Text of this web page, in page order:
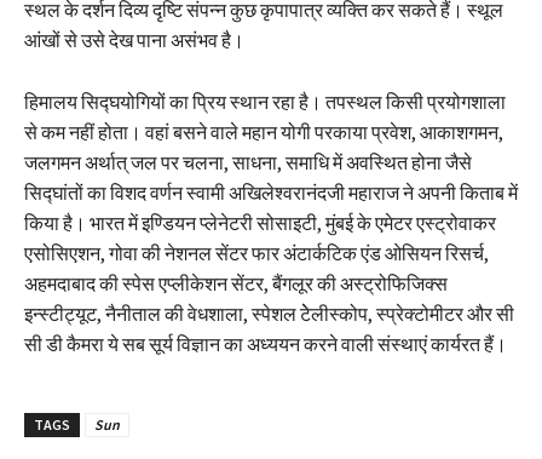
स्थल के दर्शन दिव्य दृष्टि संपन्न कुछ कृपापात्र व्यक्ति कर सकते हैं। स्थूल
आंखों से उसे देख पाना असंभव है।
हिमालय सिद्घयोगियों का प्रिय स्थान रहा है। तपस्थल किसी प्रयोगशाला
से कम नहीं होता। वहां बसने वाले महान योगी परकाया प्रवेश, आकाशगमन,
जलगमन अर्थात् जल पर चलना, साधना, समाधि में अवस्थित होना जैसे
सिद्घांतों का विशद वर्णन स्वामी अखिलेश्वरानंदजी महाराज ने अपनी किताब में
किया है। भारत में इण्डियन प्लेनेटरी सोसाइटी, मुंबई के एमेटर एस्ट्रोवाकर
एसोसिएशन, गोवा की नेशनल सेंटर फार अंटार्कटिक एंड ओसियन रिसर्च,
अहमदाबाद की स्पेस एप्लीकेशन सेंटर, बैंगलूर की अस्ट्रोफिजिक्स
इन्स्टीट्यूट, नैनीताल की वेधशाला, स्पेशल टेेलीस्कोप, स्प्रेक्टोमीटर और सी
सी डी कैमरा ये सब सूर्य विज्ञान का अध्ययन करने वाली संस्थाएं कार्यरत हैं।
TAGS Sun